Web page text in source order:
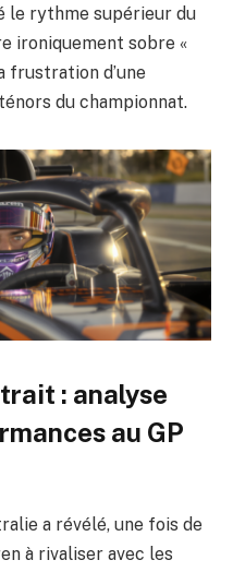
le rythme supérieur du
ironiquement sobre «
frustration d’une
du championnat.
: analyse
au GP
a révélé, une fois de
à rivaliser avec les